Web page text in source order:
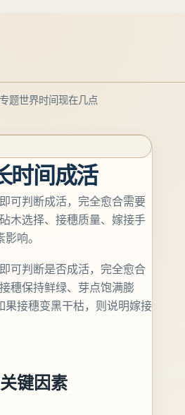
题世界时间现在几点
时间成活
可判断成活，完全愈合需要
木选择、接穗质量、嫁接手
响。
即可判断是否成活，完全愈合
穗保持鲜绿、芽点饱满膨
果接穗变黑干枯，则说明嫁接
键因素